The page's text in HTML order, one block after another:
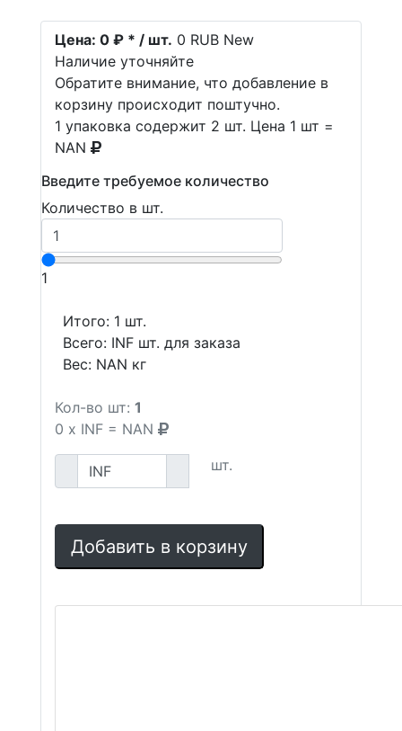
Цена: 0 ₽ * / шт. 0 RUB New
Наличие уточняйте
Обратите внимание, что добавление в
корзину происходит поштучно.
1 упаковка содержит 2 шт. Цена 1 шт =
NAN
Введите требуемое количество
Количество в шт.
1
Итого: 1 шт.
Всего: INF шт. для заказа
Вес: NAN кг
Кол-во шт: 1
0 x INF = NAN
шт.
Добавить в корзину